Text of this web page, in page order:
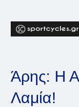
content
Άρης: Η
Λαμία!